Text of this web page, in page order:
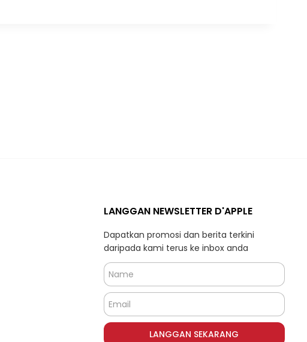
LANGGAN NEWSLETTER D'APPLE
Dapatkan promosi dan berita terkini
daripada kami terus ke inbox anda
LANGGAN SEKARANG